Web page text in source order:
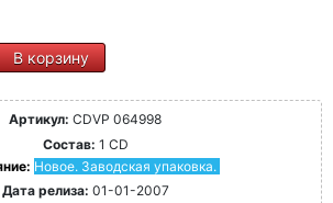
В корзину
Артикул: CDVP 064998
Состав: 1 CD
Новое. Заводская упаковка.
Дата релиза: 01-01-2007